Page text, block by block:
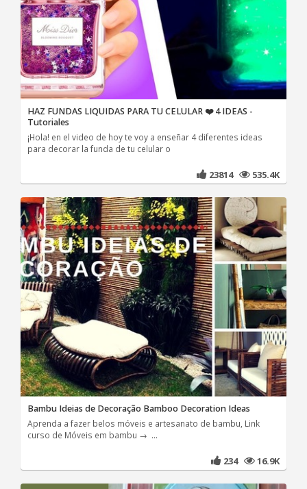
HAZ FUNDAS LIQUIDAS PARA TU CELULAR ❤️ 4 IDEAS -
Tutoriales
¡Hola! en el video de hoy te voy a enseñar 4 diferentes ideas
para decorar la funda de tu celular o
23814 535.4K
Bambu Ideias de Decoração Bamboo Decoration Ideas
Aprenda a fazer belos móveis e artesanato de bambu, Link
curso de Móveis em bambu → ...
234 16.9K